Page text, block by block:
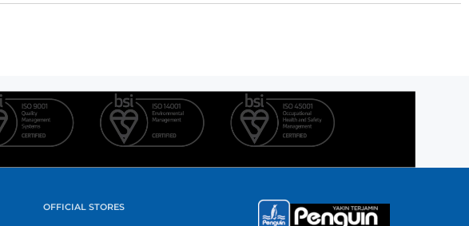
OFFICIAL STORES